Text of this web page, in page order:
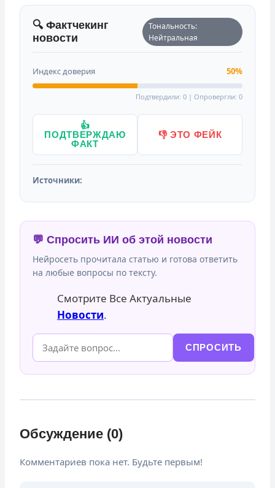
🔍 Фактчекинг
новости
Тональность:
Нейтральная
Индекс доверия 50%
Подтвердили: 0 | Опровергли: 0
👍
ПОДТВЕРЖДАЮ
ФАКТ
👎 ЭТО ФЕЙК
Источники:
💬 Спросить ИИ об этой новости
Нейросеть прочитала статью и готова ответить
на любые вопросы по тексту.
Смотрите Все Актуальные
Новости.
СПРОСИТЬ
Обсуждение (0)
Комментариев пока нет. Будьте первым!